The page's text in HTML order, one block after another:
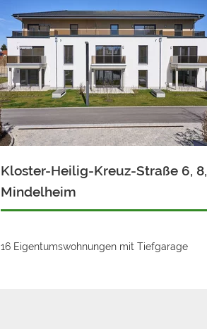
Kloster-Heilig-Kreuz-Straße 6, 8,
Mindelheim
16 Eigentumswohnungen mit Tiefgarage